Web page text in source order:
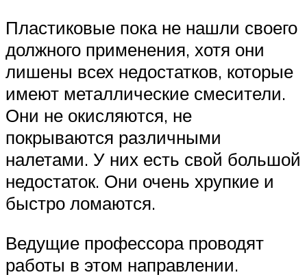
Пластиковые пока не нашли своего
должного применения, хотя они
лишены всех недостатков, которые
имеют металлические смесители.
Они не окисляются, не
покрываются различными
налетами. У них есть свой большой
недостаток. Они очень хрупкие и
быстро ломаются.
Ведущие профессора проводят
работы в этом направлении.